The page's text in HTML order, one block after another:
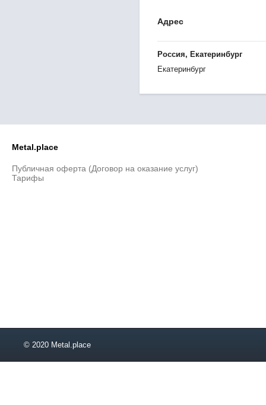
Адрес
Россия, Екатеринбург
Екатеринбург
Metal.place
Публичная оферта (Договор на оказание услуг)
Тарифы
© 2020 Metal.place